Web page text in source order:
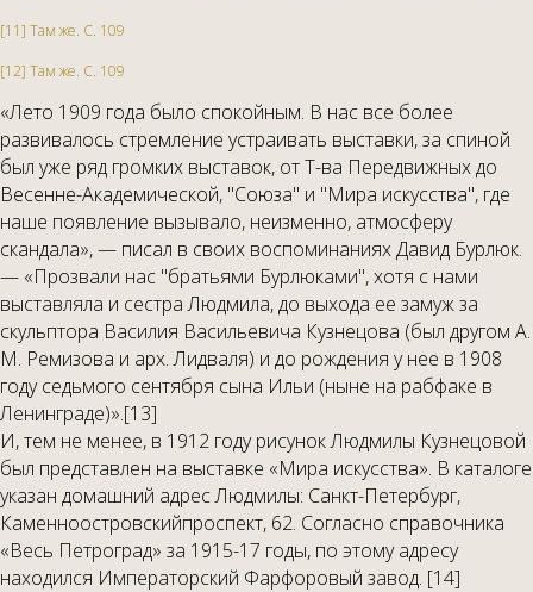
[11] Там же. С. 109
[12] Там же. С. 109
«Лето 1909 года было спокойным. В нас все более
развивалось стремление устраивать выставки, за спиной
был уже ряд громких выставок, от Т-ва Передвижных до
Весенне-Академической, "Союза" и "Мира искусства", где
наше появление вызывало, неизменно, атмосферу
скандала», — писал в своих воспоминаниях Давид Бурлюк.
— «Прозвали нас "братьями Бурлюками", хотя с нами
выставляла и сестра Людмила, до выхода ее замуж за
скульптора Василия Васильевича Кузнецова (был другом А.
М. Ремизова и арх. Лидваля) и до рождения у нее в 1908
году седьмого сентября сына Ильи (ныне на рабфаке в
Ленинграде)».[13]
И, тем не менее, в 1912 году рисунок Людмилы Кузнецовой
был представлен на выставке «Мира искусства». В каталоге
указан домашний адрес Людмилы: Санкт-Петербург,
Каменноостровскийпроспект, 62. Согласно справочника
«Весь Петроград» за 1915-17 годы, по этому адресу
находился Императорский Фарфоровый завод. [14]